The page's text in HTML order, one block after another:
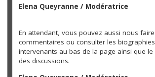
Elena Queyranne / Modératrice
En attendant, vous pouvez aussi nous
commentaires ou consulter les
intervenants au bas de la page ainsi que
des discussions.